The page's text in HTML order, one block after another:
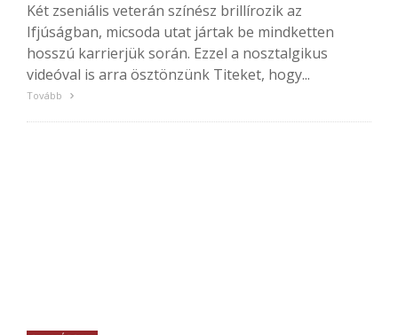
Két zseniális veterán színész brillírozik az
Ifjúságban, micsoda utat jártak be mindketten
hosszú karrierjük során. Ezzel a nosztalgikus
videóval is arra ösztönzünk Titeket, hogy...
Tovább